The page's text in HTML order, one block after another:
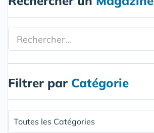
Filtrer par Catégorie
Toutes les Catégories